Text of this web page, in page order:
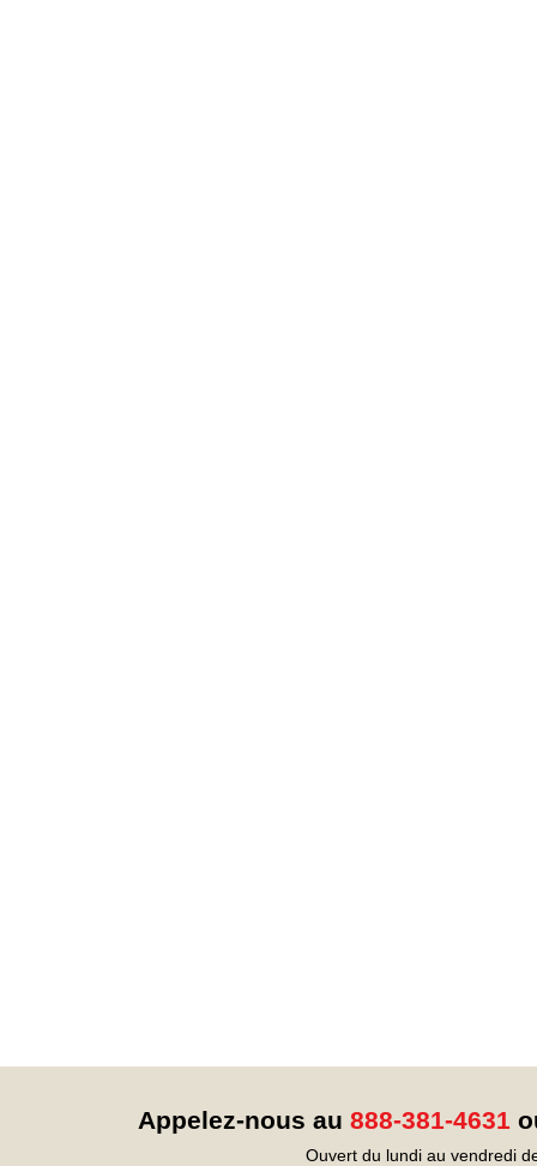
Appelez-nous au 888-381-4631
Ouvert du lundi au vendredi